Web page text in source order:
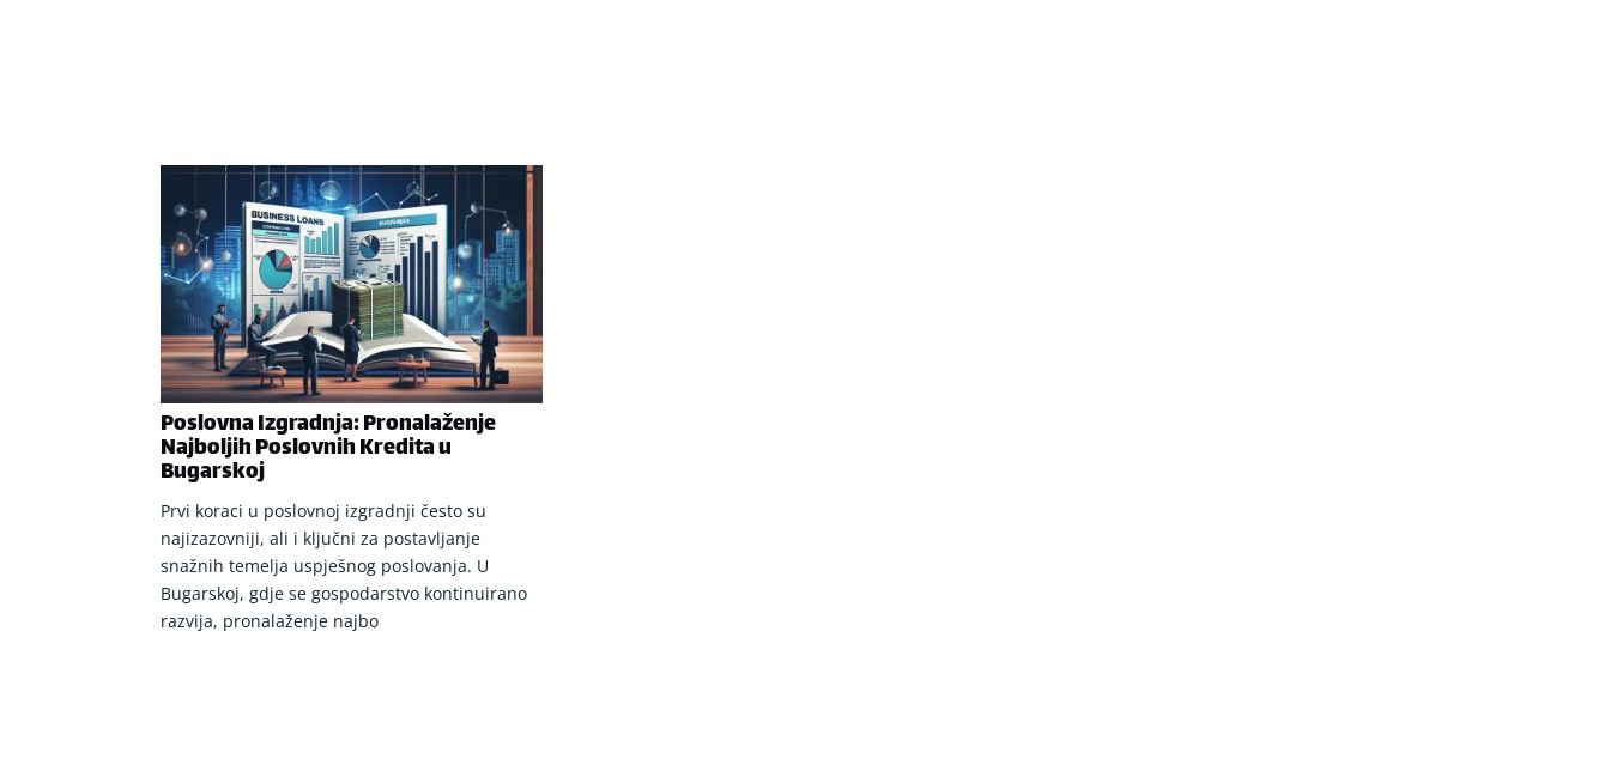
Poslovna Izgradnja: Pronalaženje
Najboljih Poslovnih Kredita u
Bugarskoj
Prvi koraci u poslovnoj izgradnji često su
najizazovniji, ali i ključni za postavljanje
snažnih temelja uspješnog poslovanja. U
Bugarskoj, gdje se gospodarstvo kontinuirano
razvija, pronalaženje najbo